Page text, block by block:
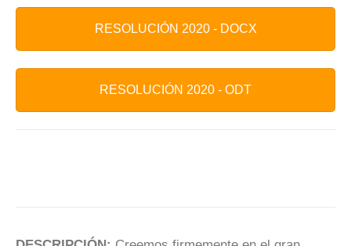
RESOLUCIÓN 2020 - DOCX
RESOLUCIÓN 2020 - ODT